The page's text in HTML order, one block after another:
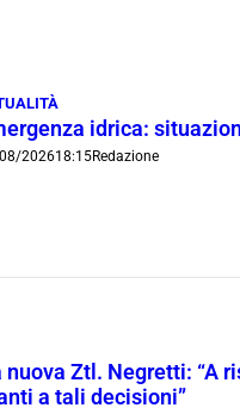
idrica:
202618:15Redazione
nuova Ztl. Negretti: “A
a tali decisioni”